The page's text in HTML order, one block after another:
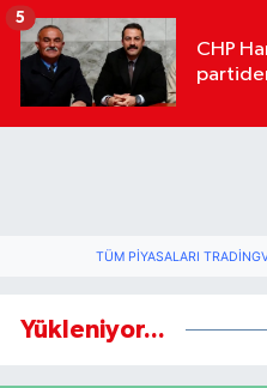
CHP
5
TÜM PIYASALARI
Yükleniyor...